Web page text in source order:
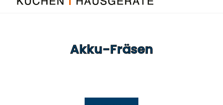
Akku-Fräsen